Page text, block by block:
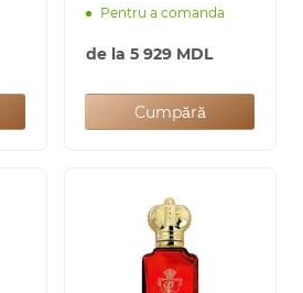
Pentru a comanda
de la 5 929 MDL
Cumpără